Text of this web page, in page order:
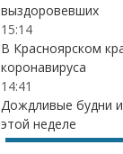
выздоровевших
15:14
В Красноярском
коронавируса
14:41
Дождливые будни
этой неделе